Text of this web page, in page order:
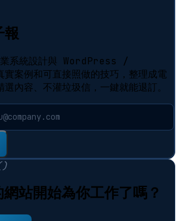
報
系統設計與 WordPress /
案例和可直接照做的技巧，整理成電
內容、不灌垃圾信，一鍵就能退訂。
站開始為你工作了嗎？